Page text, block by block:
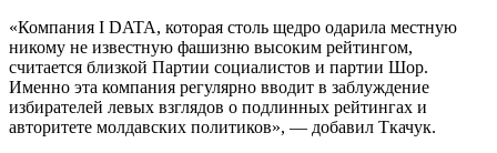
«Компания I DATA, которая столь щедро одарила местную
никому не известную фашизню высоким рейтингом,
считается близкой Партии социалистов и партии Шор.
Именно эта компания регулярно вводит в заблуждение
избирателей левых взглядов о подлинных рейтингах и
авторитете молдавских политиков», — добавил Ткачук.